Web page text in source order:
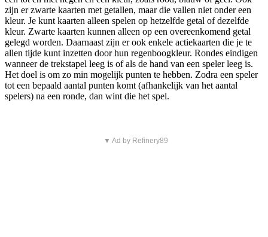
zijn er zwarte kaarten met getallen, maar die vallen niet onder een
kleur. Je kunt kaarten alleen spelen op hetzelfde getal of dezelfde
kleur. Zwarte kaarten kunnen alleen op een overeenkomend getal
gelegd worden. Daarnaast zijn er ook enkele actiekaarten die je te
allen tijde kunt inzetten door hun regenboogkleur. Rondes eindigen
wanneer de trekstapel leeg is of als de hand van een speler leeg is.
Het doel is om zo min mogelijk punten te hebben. Zodra een speler
tot een bepaald aantal punten komt (afhankelijk van het aantal
spelers) na een ronde, dan wint die het spel.
▼ Ad by Refinery89